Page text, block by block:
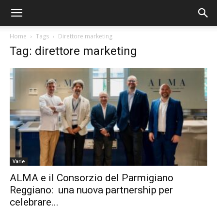
Home Tags Direttore marketing
Tag: direttore marketing
Varie
ALMA e il Consorzio del Parmigiano
Reggiano: una nuova partnership per
celebrare...